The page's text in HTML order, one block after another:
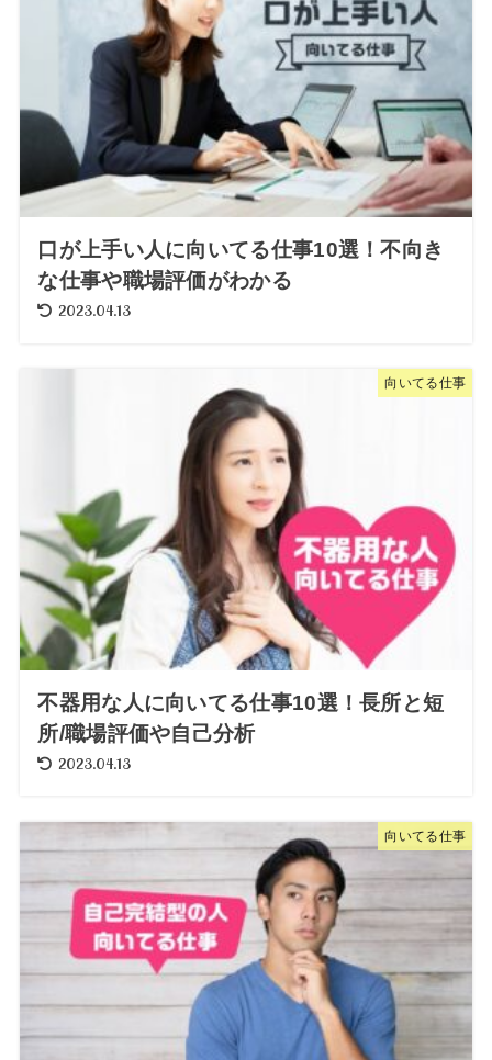
口が上手い人に向いてる仕事10選！不向き
な仕事や職場評価がわかる
2023.04.13
向いてる仕事
不器用な人に向いてる仕事10選！長所と短
所/職場評価や自己分析
2023.04.13
向いてる仕事